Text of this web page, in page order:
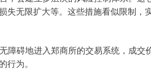
失无限扩大等。这些措施看似限制
障碍地进入郑商所的交易系统，成
为。